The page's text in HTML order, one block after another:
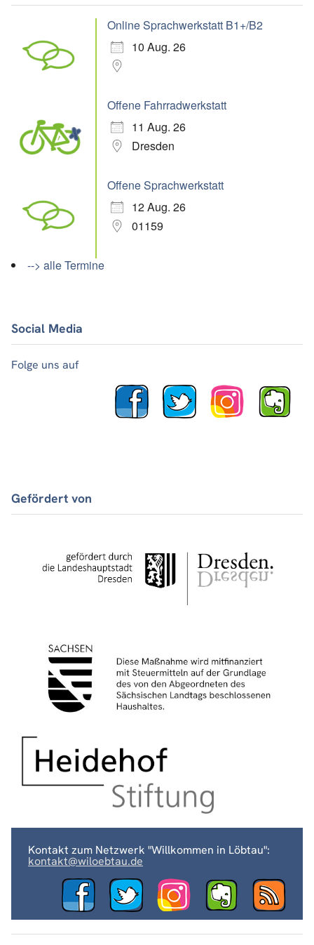
Online Sprachwerkstatt B1+/B2
10 Aug. 26
Offene Fahrradwerkstatt
11 Aug. 26
Dresden
Offene Sprachwerkstatt
12 Aug. 26
01159
--> alle Termine
Social Media
Folge uns auf
Gefördert von
Kontakt zum Netzwerk "Willkommen in Löbtau":
kontakt@wiloebtau.de